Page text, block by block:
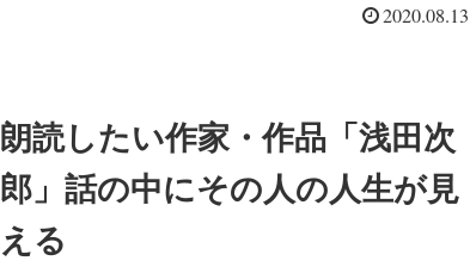
2020.08.13
朗読したい作家・作品「浅田次
郎」話の中にその人の人生が見
える